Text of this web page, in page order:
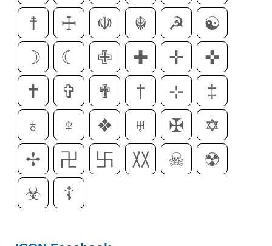
☨
☩ ☫ ☬ ☭
☯
☽
☾ ✙ ✚ ✛
✜
✝
✞ ✟ † ⊹
‡
♁
♆ ❖ ♅ ✠
✡
✢
卍 卐 〷 ☠
☢
☣
☦